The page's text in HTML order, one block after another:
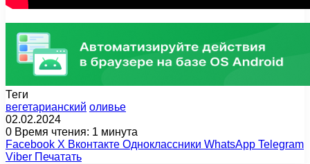
Теги
вегетарианский оливье
02.02.2024
0 Время чтения: 1 минута
Facebook X Вконтакте Одноклассники WhatsApp Telegram
Viber Печатать